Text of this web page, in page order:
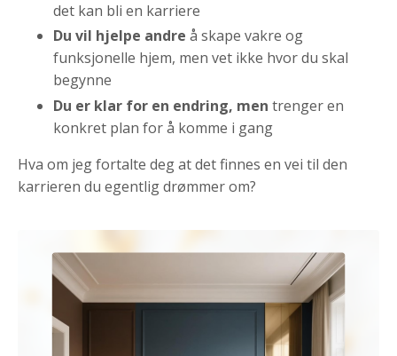
det kan bli en karriere
Du vil hjelpe andre å skape vakre og
funksjonelle hjem, men vet ikke hvor du skal
begynne
Du er klar for en endring, men trenger en
konkret plan for å komme i gang
Hva om jeg fortalte deg at det finnes en vei til den
karrieren du egentlig drømmer om?